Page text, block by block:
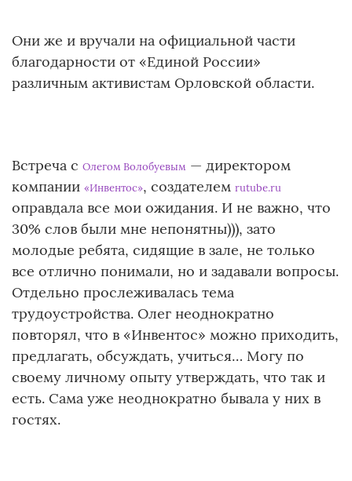
Они же и вручали на официальной части
благодарности от «Единой России»
различным активистам Орловской области.
Встреча с Олегом Волобуевым — директором
компании «Инвентос», создателем rutube.ru
оправдала все мои ожидания. И не важно, что
30% слов были мне непонятны))), зато
молодые ребята, сидящие в зале, не только
все отлично понимали, но и задавали вопросы.
Отдельно прослеживалась тема
трудоустройства. Олег неоднократно
повторял, что в «Инвентос» можно приходить,
предлагать, обсуждать, учиться… Могу по
своему личному опыту утверждать, что так и
есть. Сама уже неоднократно бывала у них в
гостях.